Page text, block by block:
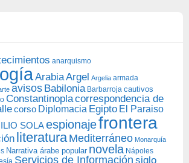
anarquismo
ArabiaArgel Argelia armada
avisos Babilonia Barbarroja cautivos
Constantinoplacorrespondencia de
corso Diplomacia Egipto El Paraiso
SOLAespionajefrontera
literatura Mediterráneo Monarquía
Narrativa árabe popular novela Nápoles
Servicios de Información siglo